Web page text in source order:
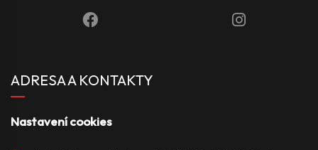
ADRESA A KONTAKTY
Nastavení cookies